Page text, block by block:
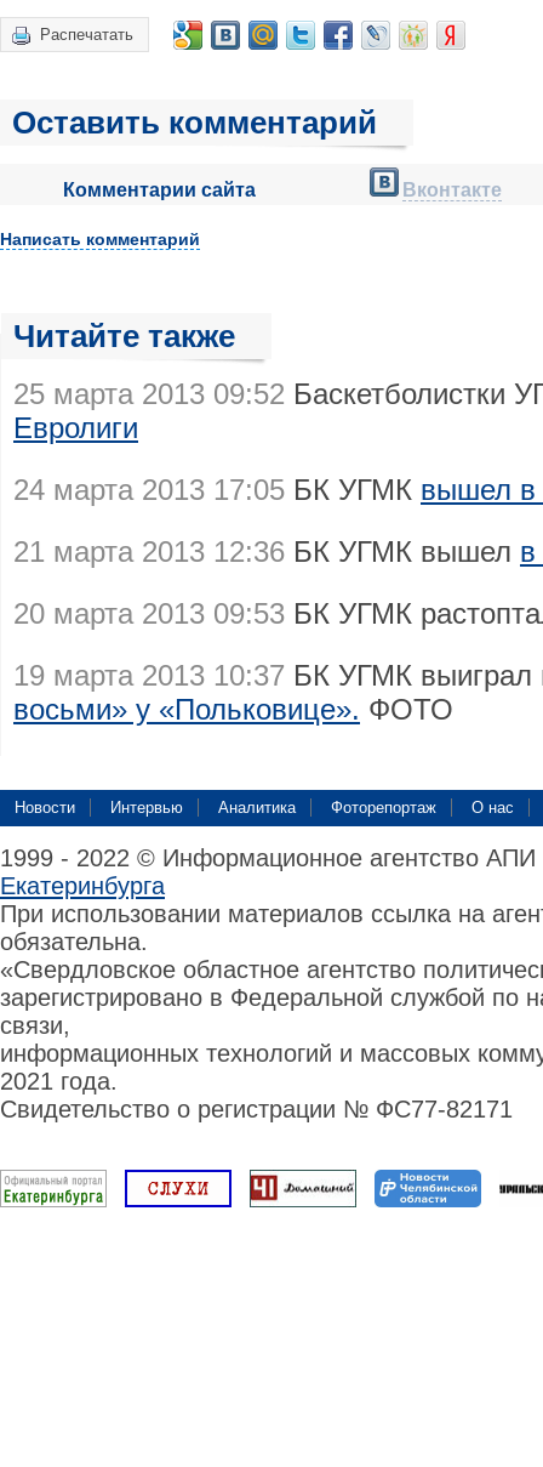
Распечатать
Оставить комментарий
Комментарии сайта Вконтакте
Написать комментарий
Читайте также
25 марта 2013 09:52 Баскетболистки
Евролиги
24 марта 2013 17:05 БК УГМК вышел в
21 марта 2013 12:36 БК УГМК вышел
20 марта 2013 09:53 БК УГМК
19 марта 2013 10:37 БК УГМК
восьми» у «Польковице». ФОТО
Новости Интервью Аналитика Фоторепортаж О нас
1999 - 2022 © Информационное агентство
Екатеринбурга
При использовании материалов ссылка на
обязательна.
«Свердловское областное агентство
зарегистрировано в Федеральной службой по
связи,
информационных технологий и массовых
2021 года.
Свидетельство о регистрации № ФС77-82171